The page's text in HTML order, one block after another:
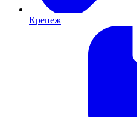
Крепеж